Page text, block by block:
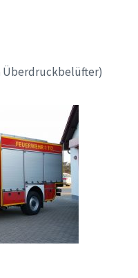
Überdruckbelüfter)